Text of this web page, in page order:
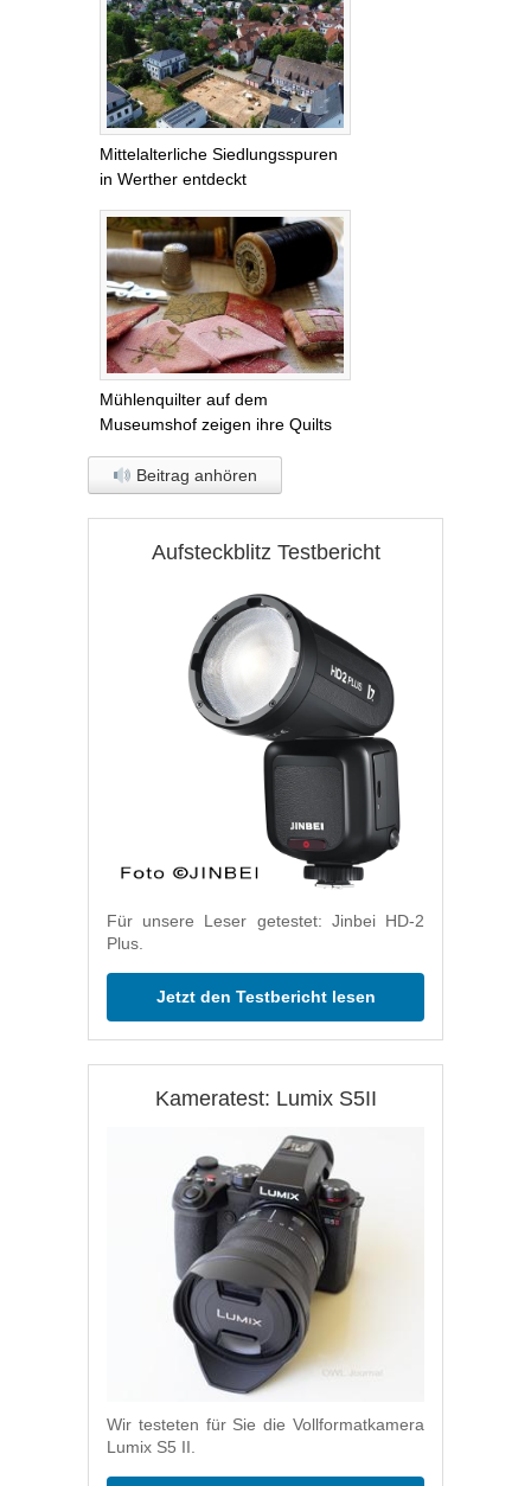
Mittelalterliche Siedlungsspuren
in Werther entdeckt
Mühlenquilter auf dem
Museumshof zeigen ihre Quilts
Beitrag anhören
Aufsteckblitz Testbericht
Für unsere Leser getestet: Jinbei HD-2
Plus.
Jetzt den Testbericht lesen
Kameratest: Lumix S5II
Wir testeten für Sie die Vollformatkamera
Lumix S5 II.